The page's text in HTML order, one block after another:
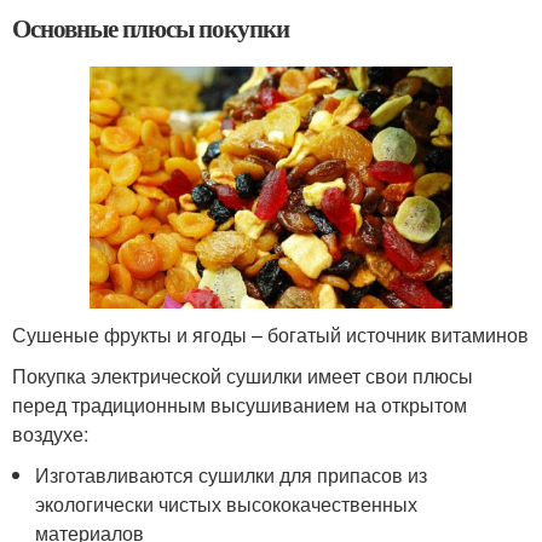
Основные плюсы покупки
Сушеные фрукты и ягоды – богатый источник витаминов
Покупка электрической сушилки имеет свои плюсы
перед традиционным высушиванием на открытом
воздухе:
Изготавливаются сушилки для припасов из
экологически чистых высококачественных
материалов